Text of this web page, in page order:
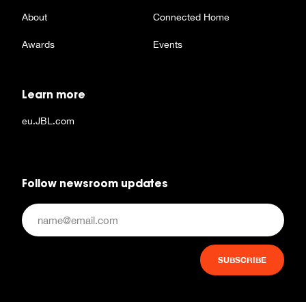
About
Awards
Connected Home
Events
Learn more
eu.JBL.com
Follow newsroom updates